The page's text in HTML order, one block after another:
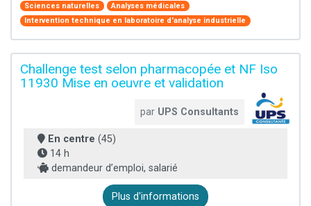
Sciences naturelles
Analyses médicales
Intervention technique en laboratoire d'analyse industrielle
Challenge test selon pharmacopée et NF Iso
11930 Mise en oeuvre et validation
par UPS Consultants
En centre (45)
14 h
demandeur d’emploi, salarié
Plus d'informations